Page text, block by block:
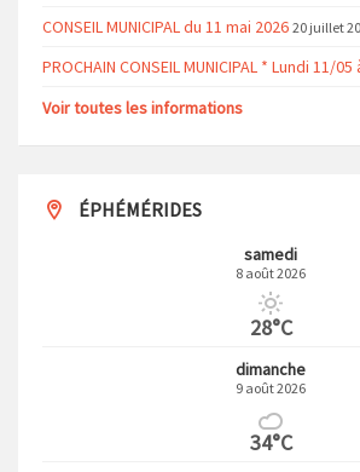
CONSEIL MUNICIPAL du 11 mai 2026 20 juillet
PROCHAIN CONSEIL MUNICIPAL * Lundi 11/05
Voir toutes les informations
ÉPHÉMÉRIDES
samedi
8 août 2026
28°C
dimanche
9 août 2026
34°C